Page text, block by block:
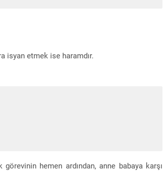
isyan etmek ise haramdır.
görevinin hemen ardından, anne babaya karşı